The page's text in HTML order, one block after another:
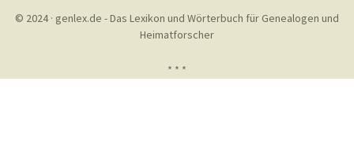
© 2024 · genlex.de - Das Lexikon und Wörterbuch für Genealogen und
Heimatforscher
* * *